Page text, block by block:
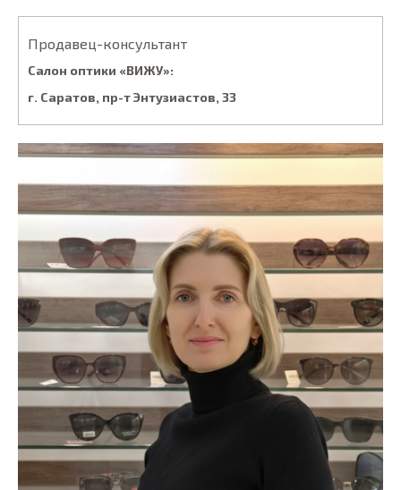
Продавец-консультант
Салон оптики «ВИЖУ»:
г. Саратов, пp-т Энтузиacтoв, 33